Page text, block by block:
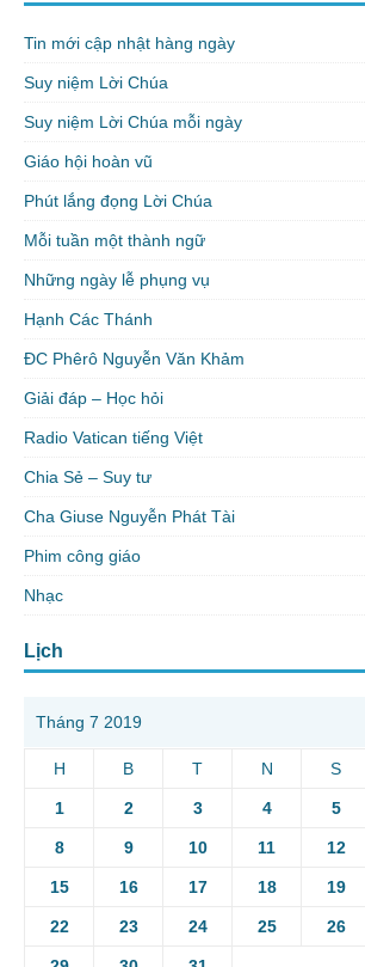
Tin mới cập nhật hàng ngày
Suy niệm Lời Chúa
Suy niệm Lời Chúa mỗi ngày
Giáo hội hoàn vũ
Phút lắng đọng Lời Chúa
Mỗi tuần một thành ngữ
Những ngày lễ phụng vụ
Hạnh Các Thánh
ĐC Phêrô Nguyễn Văn Khảm
Giải đáp – Học hỏi
Radio Vatican tiếng Việt
Chia Sẻ – Suy tư
Cha Giuse Nguyễn Phát Tài
Phim công giáo
Nhạc
Lịch
Tháng 7 2019
H B T N S
1 2 3 4 5
8 9 10 11 12
15 16 17 18 19
22 23 24 25 26